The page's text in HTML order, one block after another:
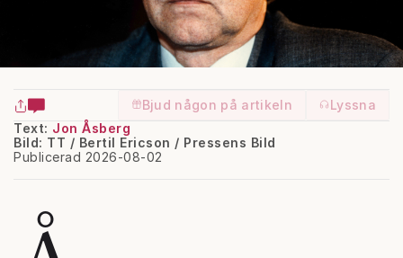
Bjud någon på artikeln
Lyssna
Text: Jon Åsberg
Publicerad 2026-08-02
Bild: TT / Bertil Ericson / Pressens Bild